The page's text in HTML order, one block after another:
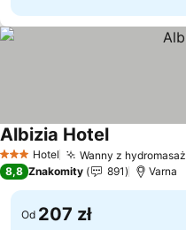
3 Kategoria
Hotel Wanny z
Albizia HotelWyświetl
8,8 Znakomity 891 Varna
Od 207 zł